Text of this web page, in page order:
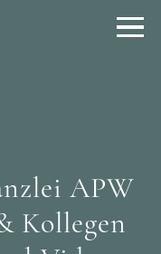
APW
Kollegen